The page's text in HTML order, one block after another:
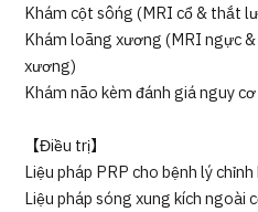
Khám cột sống (MRI cổ & thắt
Khám loãng xương (MRI ngực
xương)
Khám não kèm đánh giá nguy
【Điều trị】
Liệu pháp PRP cho bệnh lý chỉnh
Liệu pháp sóng xung kích ngoài